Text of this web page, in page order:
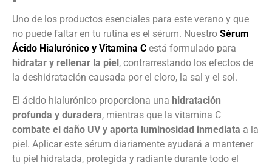
Uno de los productos esenciales para este verano y que
no puede faltar en tu rutina es el sérum. Nuestro Sérum
Ácido Hialurónico y Vitamina C está formulado para
hidratar y rellenar la piel, contrarrestando los efectos de
la deshidratación causada por el cloro, la sal y el sol.
El ácido hialurónico proporciona una hidratación
profunda y duradera, mientras que la vitamina C
combate el daño UV y aporta luminosidad inmediata a la
piel. Aplicar este sérum diariamente ayudará a mantener
tu piel hidratada, protegida y radiante durante todo el